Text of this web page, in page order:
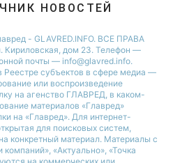
НОВОСТЕЙ
- GLAVRED.INFO. ВСЕ ПРАВА
дом 23. Телефон —
почты — info@glavred.info.
Реестре cубъектов в сфере медиа —
или воспроизведение
на агенство ГЛАВРЕД, в каком-
материалов «Главред»
на «Главред». Для интернет-
для поисковых систем,
конкретный материал. Материалы с
«Актуально», «Точка